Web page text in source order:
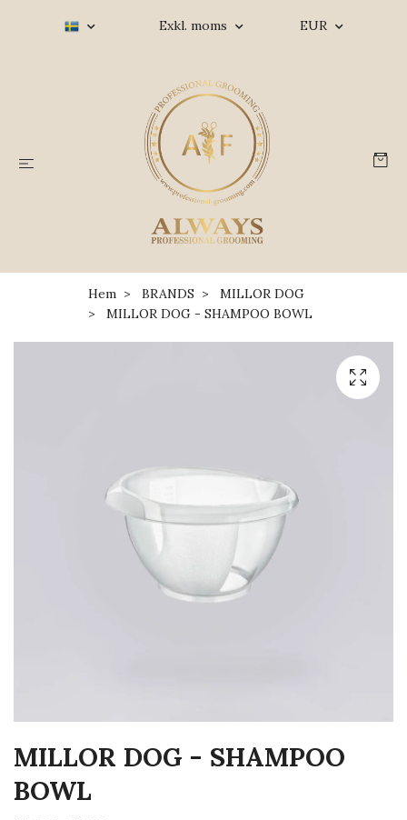
Exkl. moms EUR
Hem BRANDS
MILLOR DOG
MILLOR DOG - SHAMPOO BOWL
MILLOR DOG - SHAMPOO
BOWL